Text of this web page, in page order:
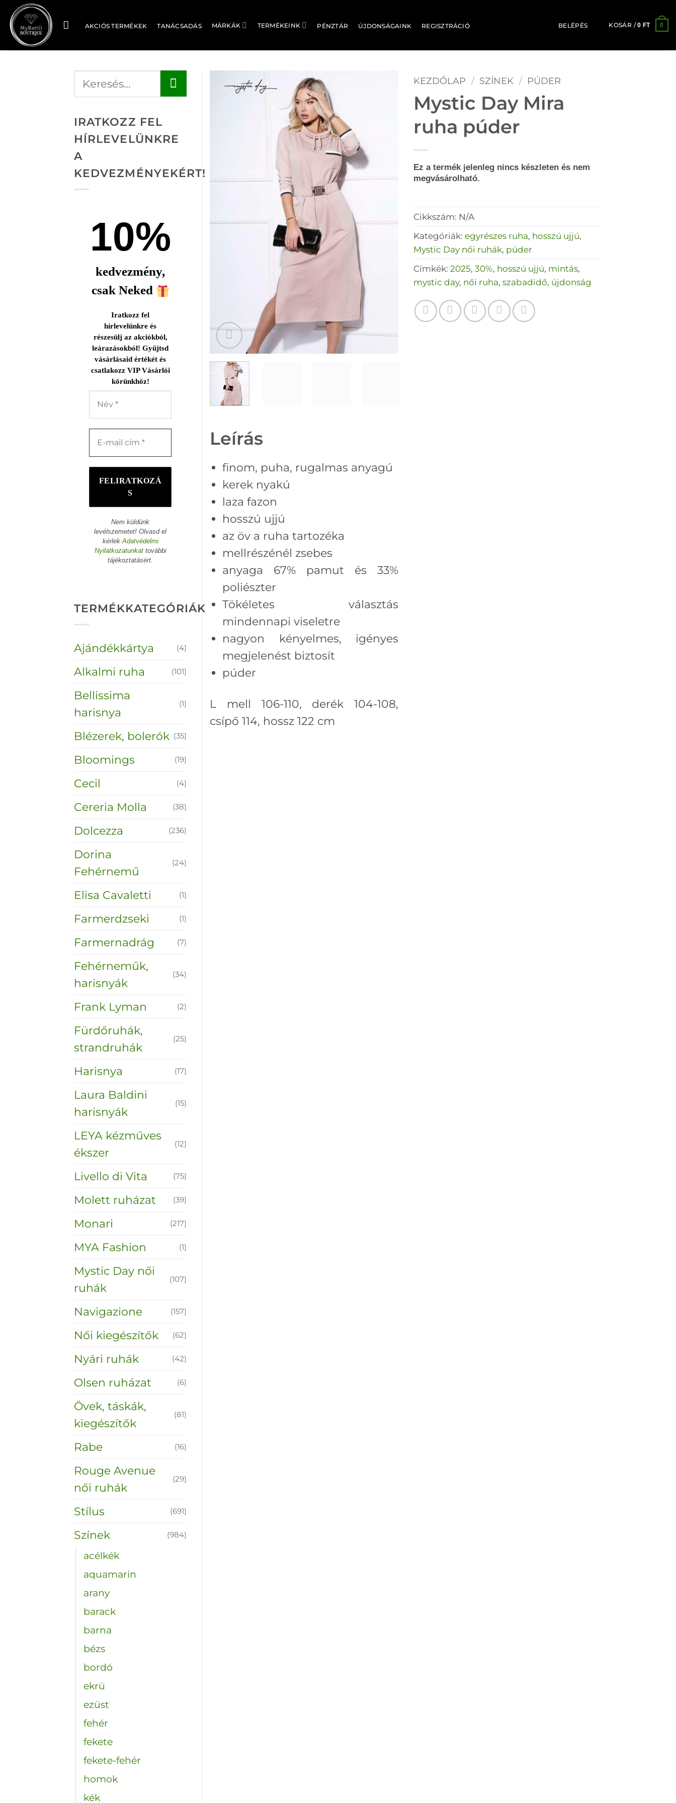
Skip
to
content
AKCIÓS TERMÉKEK TANÁCSADÁS MÁRKÁK TERMÉKEINK PÉNZTÁR ÚJDONSÁGAINK REGISZTRÁCIÓ BELÉPÉS KOSÁR /0 FT 0
Leírás
finom, puha, rugalmas anyagú
kerek nyakú
laza fazon
hosszú ujjú
az öv a ruha tartozéka
mellrészénél zsebes
anyaga 67% pamut és 33%
poliészter
Tökéletes választás
mindennapi viseletre
nagyon kényelmes, igényes
megjelenést biztosít
púder
L mell 106-110, derék 104-108,
csípő 114, hossz 122 cm
KEZDŐLAP / SZÍNEK / PÚDER
Mystic Day Mira
ruha púder
Ez a termék jelenleg nincs készleten és nem
megvásárolható.
Cikkszám: N/A
Kategóriák: egyrészes ruha, hosszú ujjú,
Mystic Day női ruhák, púder
Címkék: 2025, 30%, hosszú ujjú, mintás,
mystic day, női ruha, szabadidő, újdonság
IRATKOZZ FEL
HÍRLEVELÜNKRE
A
KEDVEZMÉNYEKÉRT!
10%
kedvezmény,
csak Neked
Iratkozz fel
hírlevelünkre és
részesülj az akciókból,
leárazásokból! Gyűjtsd
vásárlásaid értékét és
csatlakozz VIP Vásárlói
körünkhöz!
Nem küldünk
levélszemetet! Olvasd el
kérlekAdatvédelmi
Nyilatkozatunkattovábbi
tájékoztatásért.
TERMÉKKATEGÓRIÁK
Ajándékkártya (4)
Alkalmi ruha (101)
Bellissima
harisnya
(1)
Blézerek, bolerók (35)
Bloomings (19)
Cecil (4)
Cereria Molla (38)
Dolcezza (236)
Dorina
Fehérnemű
(24)
Elisa Cavaletti (1)
Farmerdzseki (1)
Farmernadrág (7)
Fehérneműk,
harisnyák
(34)
Frank Lyman (2)
Fürdőruhák,
strandruhák
(25)
Harisnya (17)
Laura Baldini
harisnyák
(15)
LEYA kézműves
ékszer
(12)
Livello di Vita (75)
Molett ruházat (39)
Monari (217)
MYA Fashion (1)
Mystic Day női
ruhák
(107)
Navigazione (157)
Női kiegészítők (62)
Nyári ruhák (42)
Olsen ruházat (6)
Övek, táskák,
kiegészítők
(81)
Rabe (16)
Rouge Avenue
női ruhák
(29)
Stílus (691)
Színek (984)
acélkék
aquamarin
arany
barack
barna
bézs
bordó
ekrü
ezüst
fehér
fekete
fekete-fehér
homok
kék